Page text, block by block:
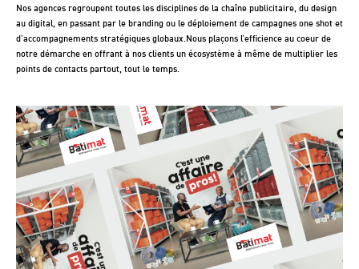
Nos agences regroupent toutes les disciplines de la chaîne publicitaire, du design
au digital, en passant par le branding ou le déploiement de campagnes one shot et
d’accompagnements stratégiques globaux.Nous plaçons l’efficience au coeur de
notre démarche en offrant à nos clients un écosystème à même de multiplier les
points de contacts partout, tout le temps.